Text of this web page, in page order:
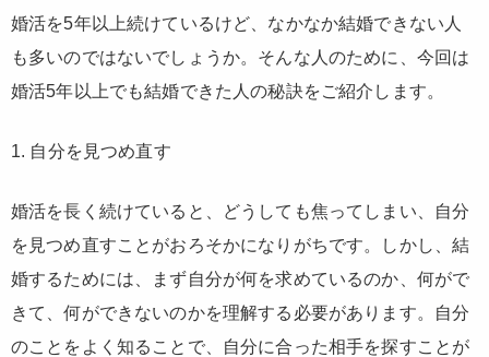
婚活を5年以上続けているけど、なかなか結婚できない人
も多いのではないでしょうか。そんな人のために、今回は
婚活5年以上でも結婚できた人の秘訣をご紹介します。
1. 自分を見つめ直す
婚活を長く続けていると、どうしても焦ってしまい、自分
を見つめ直すことがおろそかになりがちです。しかし、結
婚するためには、まず自分が何を求めているのか、何がで
きて、何ができないのかを理解する必要があります。自分
のことをよく知ることで、自分に合った相手を探すことが